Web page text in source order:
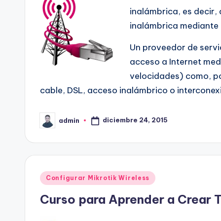
inalámbrica, es decir,
inalámbrica mediante
Un proveedor de
acceso a Internet
velocidades) como,
cable, DSL, acceso inalámbrico o
Publicado
por
admin diciembre 24, 2015
Publicado
Configurar Mikrotik Wireless
Curso para Aprender a Crear